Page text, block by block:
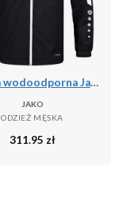
Kurtka wodoodporna Jako Power
JAKO
ODZIEŻ MĘSKA
311.95 zł